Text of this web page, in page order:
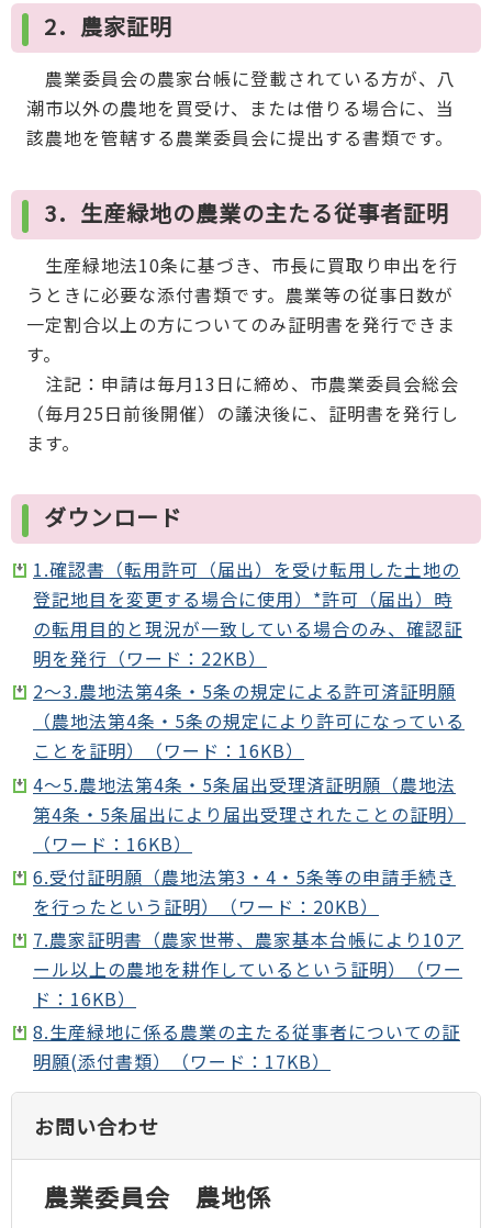
2．農家証明
農業委員会の農家台帳に登載されている方が、八
潮市以外の農地を買受け、または借りる場合に、当
該農地を管轄する農業委員会に提出する書類です。
3．生産緑地の農業の主たる従事者証明
生産緑地法10条に基づき、市長に買取り申出を行
うときに必要な添付書類です。農業等の従事日数が
一定割合以上の方についてのみ証明書を発行できま
す。
注記：申請は毎月13日に締め、市農業委員会総会
（毎月25日前後開催）の議決後に、証明書を発行し
ます。
ダウンロード
1.確認書（転用許可（届出）を受け転用した土地の
登記地目を変更する場合に使用）*許可（届出）時
の転用目的と現況が一致している場合のみ、確認証
明を発行（ワード：22KB）
2～3.農地法第4条・5条の規定による許可済証明願
（農地法第4条・5条の規定により許可になっている
ことを証明）（ワード：16KB）
4～5.農地法第4条・5条届出受理済証明願（農地法
第4条・5条届出により届出受理されたことの証明）
（ワード：16KB）
6.受付証明願（農地法第3・4・5条等の申請手続き
を行ったという証明）（ワード：20KB）
7.農家証明書（農家世帯、農家基本台帳により10ア
ール以上の農地を耕作しているという証明）（ワー
ド：16KB）
8.生産緑地に係る農業の主たる従事者についての証
明願(添付書類）（ワード：17KB）
お問い合わせ
農業委員会 農地係